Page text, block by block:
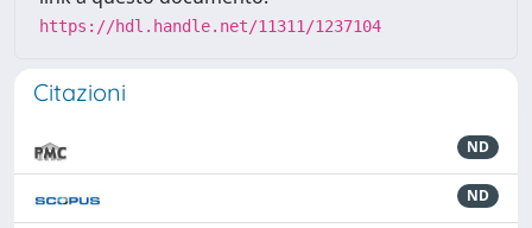
https://hdl.handle.net/11311/1237104
Citazioni
ND
ND